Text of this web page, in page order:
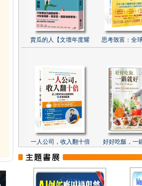
賣瓜的人【文壇年度耀 思考致富：全
一人公司，收入翻十倍 好好吃飯，一